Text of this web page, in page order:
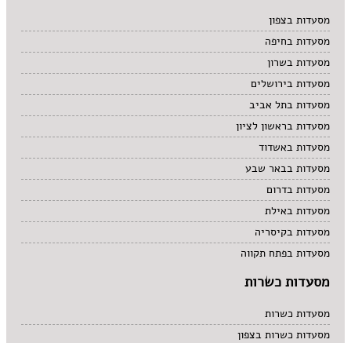
מרקים
מתוקים
סיני
סנדוויץ' בר
פאב
מסעדות בצפון
מסעדות בחיפה
מסעדות בשרון
מסעדות בירושלים
מסעדות בתל אביב
מסעדות בראשון לציון
מסעדות באשדוד
מסעדות בבאר שבע
מסעדות בדרום
מסעדות באילת
מסעדות בקיסריה
מסעדות בפתח תקווה
מסעדות כשרות
מסעדות כשרות
מסעדות כשרות בצפון